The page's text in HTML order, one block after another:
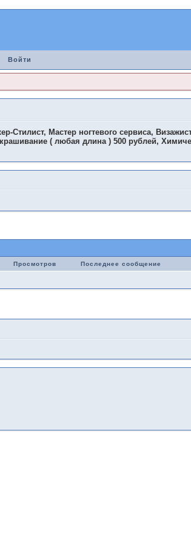
Войти
Мастер ногтевого сервиса,
( любая длина ) 500 рублей,
Просмотров Последнее сообщение